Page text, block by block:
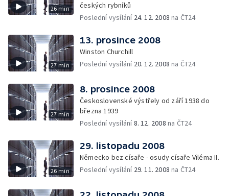
26 min
českých rybníků
Poslední vysílání 24. 12. 2008 na ČT24
27 min
13. prosince 2008
Winston Churchill
Poslední vysílání 20. 12. 2008 na ČT24
27 min
8. prosince 2008
Československé výstřely od září 1938 do
března 1939
Poslední vysílání8. 12. 2008 na ČT24
26 min
29. listopadu 2008
Německo bez císaře - osudy císaře Viléma II.
Poslední vysílání 29. 11. 2008 na ČT24